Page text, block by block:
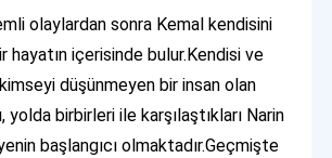
olaylardan sonra Kemal kendisini
hayatın içerisinde bulur.Kendisi ve
düşünmeyen bir insan olan
yolda birbirleri ile karşılaştıkları Narin
başlangıcı olmaktadır.Geçmişte